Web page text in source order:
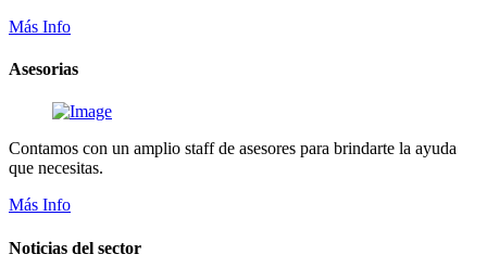
Más Info
Asesorias
Contamos con un amplio staff de asesores para brindarte la ayuda
que necesitas.
Más Info
Noticias del sector